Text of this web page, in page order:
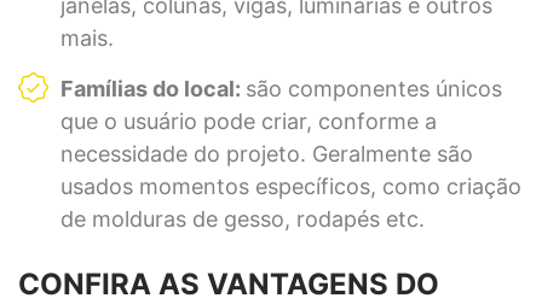
janelas, colunas, vigas, luminárias e outros
mais.
Famílias do local: são componentes únicos
que o usuário pode criar, conforme a
necessidade do projeto. Geralmente são
usados momentos específicos, como criação
de molduras de gesso, rodapés etc.
CONFIRA AS VANTAGENS DO